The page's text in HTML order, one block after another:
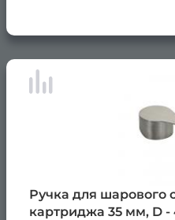
Ручка для шарового
картриджа 35 мм, D -